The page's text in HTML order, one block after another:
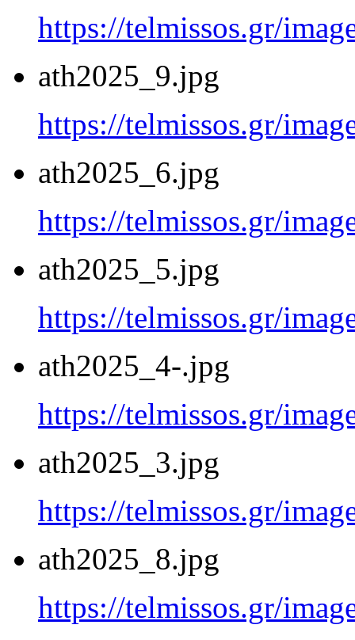
https://telmissos.gr/
ath2025_9.jpg
https://telmissos.gr/
ath2025_6.jpg
https://telmissos.gr/
ath2025_5.jpg
https://telmissos.gr/
ath2025_4-.jpg
https://telmissos.gr/
ath2025_3.jpg
https://telmissos.gr/
ath2025_8.jpg
https://telmissos.gr/